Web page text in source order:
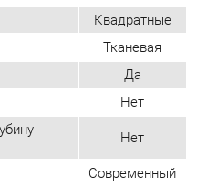
Нет
Современный
Да
Да